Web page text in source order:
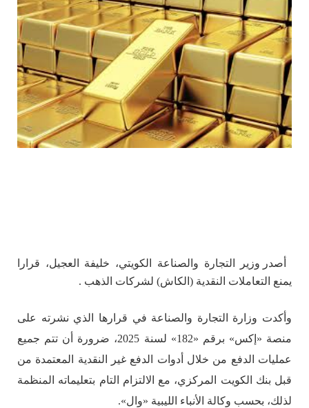
أصدر وزير التجارة والصناعة الكويتي، خليفة العجيل، قرارا
يمنع التعاملات النقدية (الكاش) لشركات الذهب .
وأكدت وزارة التجارة والصناعة في قرارها الذي نشرته على
منصة «إكس» برقم «182» لسنة 2025، ضرورة أن تتم جميع
عمليات الدفع من خلال أدوات الدفع غير النقدية المعتمدة من
قبل بنك الكويت المركزي، مع الالتزام التام بتعليماته المنظمة
لذلك، بحسب وكالة الأنباء الليبية «وال».